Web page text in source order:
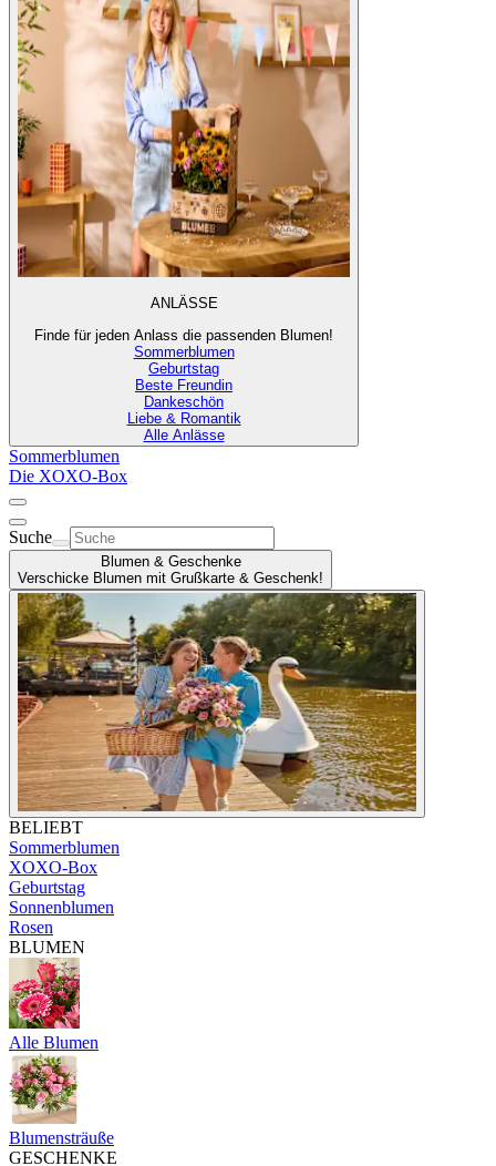
ANLÄSSE
Finde für jeden Anlass die passenden Blumen!
Sommerblumen
Geburtstag
Beste Freundin
Dankeschön
Liebe & Romantik
Alle Anlässe
Sommerblumen
Die XOXO-Box
Suche
Blumen & Geschenke
Verschicke Blumen mit Grußkarte & Geschenk!
BELIEBT
Sommerblumen
XOXO-Box
Geburtstag
Sonnenblumen
Rosen
BLUMEN
Alle Blumen
Blumensträuße
GESCHENKE